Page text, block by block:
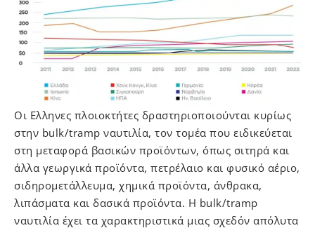
Οι Ελληνες πλοιοκτήτες δραστηριοποιούνται κυρίως
στην bulk/tramp ναυτιλία, τον τομέα που ειδικεύεται
στη μεταφορά βασικών προϊόντων, όπως σιτηρά και
άλλα γεωργικά προϊόντα, πετρέλαιο και φυσικό αέριο,
σιδηρομετάλλευμα, χημικά προϊόντα, άνθρακα,
λιπάσματα και δασικά προϊόντα. Η bulk/tramp
ναυτιλία έχει τα χαρακτηριστικά μιας σχεδόν απόλυτα